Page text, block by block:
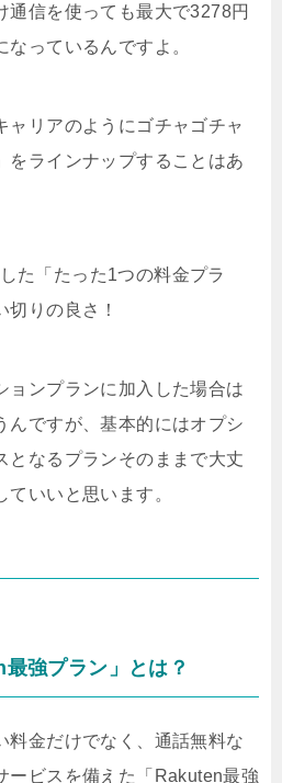
通信を使っても最大で3278円
っているんですよ。
ャリアのようにゴチャゴチャ
をラインナップすることはあ
た「たった1つの料金プラ
切りの良さ！
ョンプランに加入した場合は
んですが、基本的にはオプシ
となるプランそのままで大丈
いいと思います。
強プラン」とは？
料金だけでなく、通話無料な
ービスを備えた「Rakuten最強